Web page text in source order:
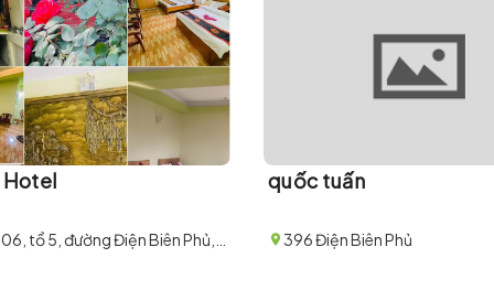
Hotel quốc tuấn
396 Điện Biên Phủ